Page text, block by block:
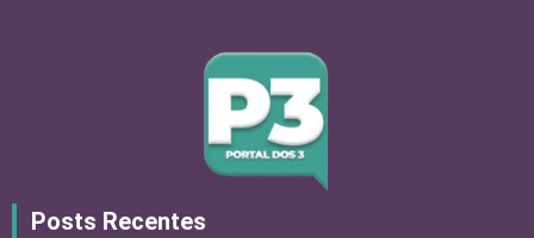
Posts Recentes